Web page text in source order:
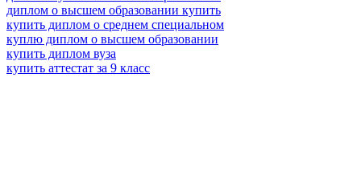
диплом о высшем образовании купить
купить диплом о среднем специальном
куплю диплом о высшем образовании
купить диплом вуза
купить аттестат за 9 класс